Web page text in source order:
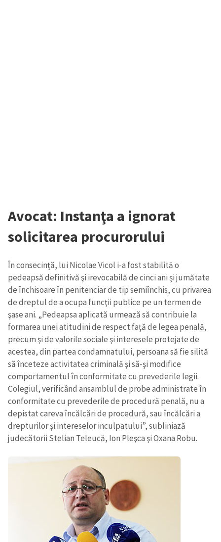
Avocat: Instanţa a ignorat
solicitarea procurorului
În consecinţă, lui Nicolae Vicol i-a fost stabilită o
pedeapsă definitivă şi irevocabilă de cinci ani şi jumătate
de închisoare în penitenciar de tip semiînchis, cu privarea
de dreptul de a ocupa funcţii publice pe un termen de
şase ani. „Pedeapsa aplicată urmează să contribuie la
formarea unei atitudini de respect faţă de legea penală,
precum şi de valorile sociale şi interesele protejate de
acestea, din partea condamnatului, persoana să fie silită
să înceteze activitatea criminală şi să-şi modifice
comportamentul în conformitate cu prevederile legii.
Colegiul, verificând ansamblul de probe administrate în
conformitate cu prevederile de procedură penală, nu a
depistat careva încălcări de procedură, sau încălcări a
drepturilor şi intereselor inculpatului”, subliniază
judecătorii Stelian Teleucă, Ion Pleşca şi Oxana Robu.